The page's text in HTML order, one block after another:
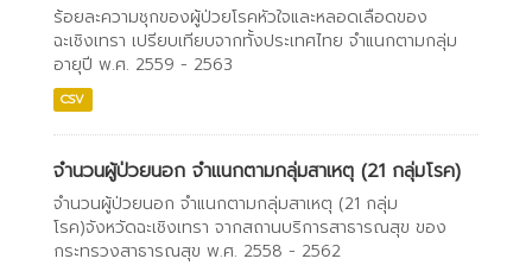
ร้อยละความชุกของผู้ป่วยโรคหัวใจและหลอดเลือดของ
ฉะเชิงเทรา เปรียบเทียบจากทั้งประเทศไทย จำแนกตามกลุ่ม
อายุปี พ.ศ. 2559 - 2563
CSV
จำนวนผู้ป่วยนอก จำแนกตามกลุ่มสาเหตุ (21 กลุ่มโรค)
จำนวนผู้ป่วยนอก จำแนกตามกลุ่มสาเหตุ (21 กลุ่ม
โรค)จังหวัดฉะเชิงเทรา จากสถานบริการสาธารณสุข ของ
กระทรวงสาธารณสุข พ.ศ. 2558 - 2562